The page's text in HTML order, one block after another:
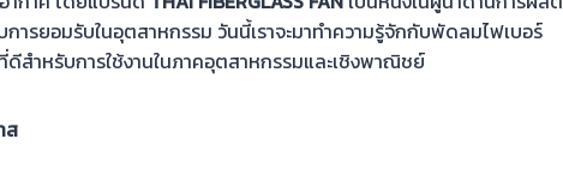
ารยอมรับในอุตสาหกรรม วันนี้เราจะมาทำความรู้จักกับพัดลมไฟเบอร์
ดีสำหรับการใช้งานในภาคอุตสาหกรรมและเชิงพาณิชย์
ส